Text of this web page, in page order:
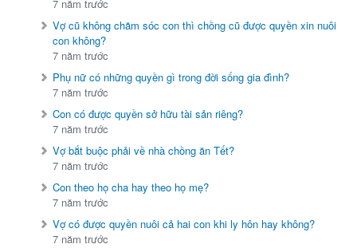
7 năm trước
Vợ cũ không chăm sóc con thì chồng cũ được quyền xin nuôi
con không?
7 năm trước
Phụ nữ có những quyền gì trong đời sống gia đình?
7 năm trước
Con có được quyền sở hữu tài sản riêng?
7 năm trước
Vợ bắt buộc phải về nhà chồng ăn Tết?
7 năm trước
Con theo họ cha hay theo họ mẹ?
7 năm trước
Vợ có được quyền nuôi cả hai con khi ly hôn hay không?
7 năm trước